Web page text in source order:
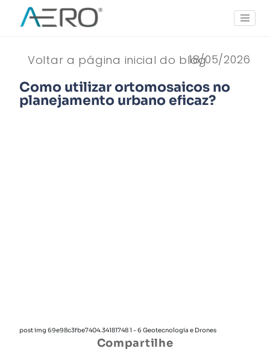
18/05/2026
Voltar a página inicial do blog
Como utilizar ortomosaicos no
planejamento urbano eficaz?
post img 69e98c3fbe7404.34181748 1 - 6 Geotecnologia e Drones
Compartilhe